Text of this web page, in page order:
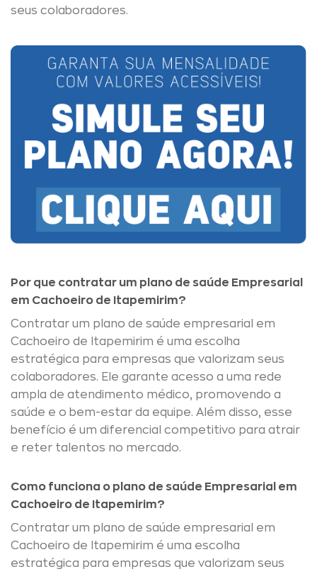
seus colaboradores.
Por que contratar um plano de saúde Empresarial
em Cachoeiro de Itapemirim?
Contratar um plano de saúde empresarial em
Cachoeiro de Itapemirim é uma escolha
estratégica para empresas que valorizam seus
colaboradores. Ele garante acesso a uma rede
ampla de atendimento médico, promovendo a
saúde e o bem-estar da equipe. Além disso, esse
benefício é um diferencial competitivo para atrair
e reter talentos no mercado.
Como funciona o plano de saúde Empresarial em
Cachoeiro de Itapemirim?
Contratar um plano de saúde empresarial em
Cachoeiro de Itapemirim é uma escolha
estratégica para empresas que valorizam seus